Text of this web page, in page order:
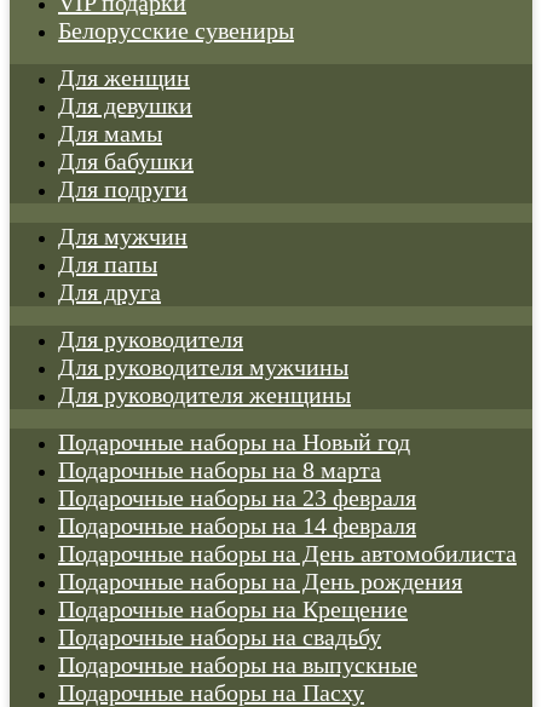
Белорусские сувениры
Для женщин
Для девушки
Для мамы
Для бабушки
Для подруги
Для мужчин
Для папы
Для друга
Для руководителя
Для руководителя мужчины
Для руководителя женщины
Подарочные наборы на Новый год
Подарочные наборы на 8 марта
Подарочные наборы на 23 февраля
Подарочные наборы на 14 февраля
Подарочные наборы на День автомобилиста
Подарочные наборы на День рождения
Подарочные наборы на Крещение
Подарочные наборы на свадьбу
Подарочные наборы на выпускные
Подарочные наборы на Пасху